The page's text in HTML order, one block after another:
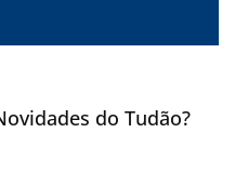
do Tudão?